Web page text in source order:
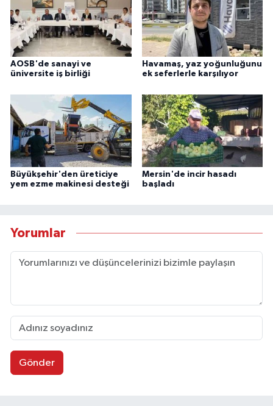
AOSB'de sanayi ve
üniversite iş birliği
Havamaş, yaz yoğunluğunu
ek seferlerle karşılıyor
Büyükşehir'den üreticiye
yem ezme makinesi desteği
Mersin'de incir hasadı
başladı
Yorumlar
Gönder